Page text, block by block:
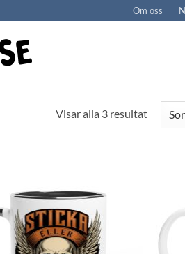
Om oss
Visar alla 3 resultatSortera
efter